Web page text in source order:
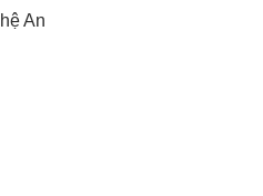
- Dịch vụ thành lập doanh